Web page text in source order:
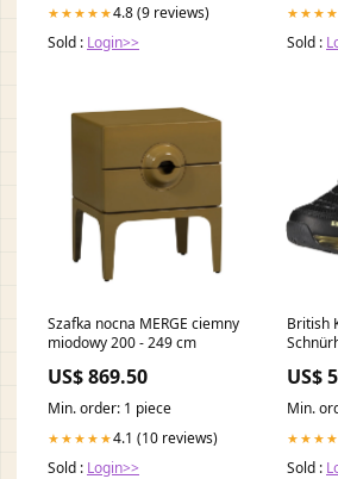
★★★★★4.8 (9 reviews)
Sold : Login>>
Sold :
Szafka nocna MERGE ciemny
miodowy 200 - 249 cm
US$ 869.50
Min. order: 1 piece
★★★★★4.1 (10 reviews)
Sold : Login>>
British
US$
Min.
Sold :